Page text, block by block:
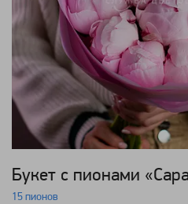
Букет с пионами
15 пионов